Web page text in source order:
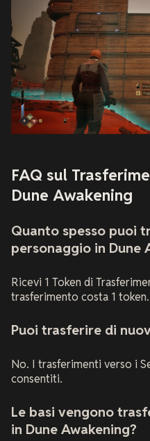
FAQ sul
Dune Awakening
Quanto spesso puoi
personaggio in Dune
Ricevi 1 Token di
trasferimento costa 1 token.
Puoi trasferire di
No. I trasferimenti verso i
consentiti.
Le basi vengono
in Dune Awakening?